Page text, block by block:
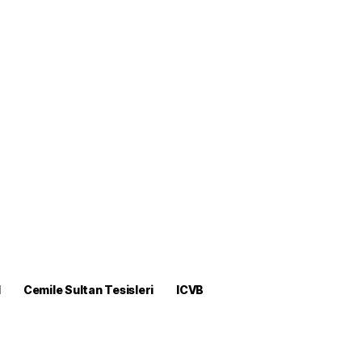
Cemile Sultan Tesisleri
ICVB